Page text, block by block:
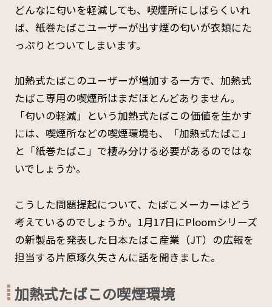
どんなに匂いを軽減しても、喫煙所にしばらくいれ
ば、紙巻たばこユーザーが出す煙の匂いが衣類にた
っぷりとついてしまいます。
加熱式たばこのユーザーが増加する一方で、加熱式
たばこ専用の喫煙所はまだほとんどありません。
「匂いの軽減」という加熱式たばこの価値を生かす
には、喫煙所などの喫煙環境も、「加熱式たばこ」
と「紙巻たばこ」で棲み分ける必要があるのではな
いでしょうか。
こうした問題提起について、たばこメーカーはどう
考えているのでしょうか。1月17日にPloomシリーズ
の新製品を発表した日本たばこ産業（JT）の広報を
担当する片原琢久矢さんに話を聞きました。
加熱式たばこの喫煙環境